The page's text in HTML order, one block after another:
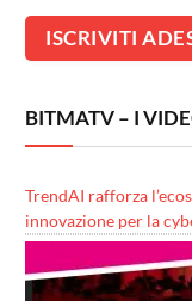
BITMATV – I
TrendAI rafforza
innovazione per la